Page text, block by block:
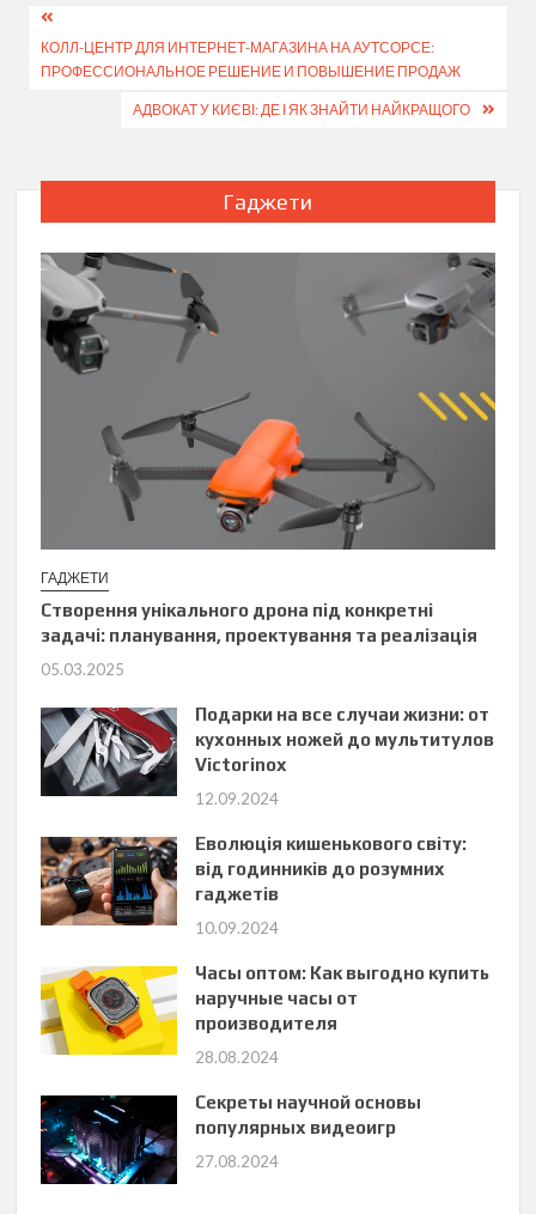
Навігація
записів
КОЛЛ-ЦЕНТР ДЛЯ ИНТЕРНЕТ-МАГАЗИНА НА АУТСОРСЕ:
ПРОФЕССИОНАЛЬНОЕ РЕШЕНИЕ И ПОВЫШЕНИЕ ПРОДАЖ
АДВОКАТ У КИЄВІ: ДЕ І ЯК ЗНАЙТИ НАЙКРАЩОГО
Гаджети
ГАДЖЕТИ
Створення унікального дрона під конкретні
задачі: планування, проектування та реалізація
05.03.2025
Подарки на все случаи жизни: от
кухонных ножей до мультитулов
Victorinox
12.09.2024
Еволюція кишенькового світу:
від годинників до розумних
гаджетів
10.09.2024
Часы оптом: Как выгодно купить
наручные часы от
производителя
28.08.2024
Секреты научной основы
популярных видеоигр
27.08.2024